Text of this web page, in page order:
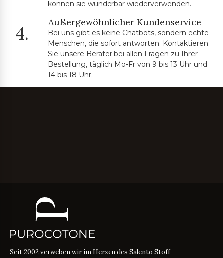
können sie wunderbar wiederverwenden.
4.
Außergewöhnlicher Kundenservice
Bei uns gibt es keine Chatbots, sondern echte
Menschen, die sofort antworten. Kontaktieren
Sie unsere Berater bei allen Fragen zu Ihrer
Bestellung, täglich Mo-Fr von 9 bis 13 Uhr und
14 bis 18 Uhr.
Seit 2002 verweben wir im Herzen des Salento Stoff